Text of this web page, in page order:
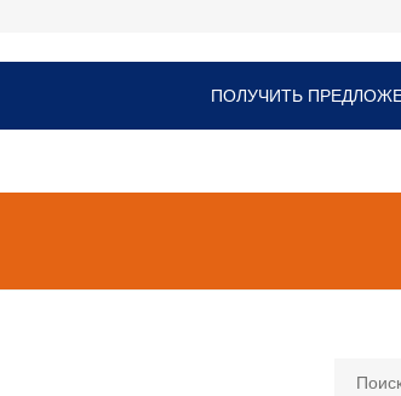
ПОЛУЧИТЬ